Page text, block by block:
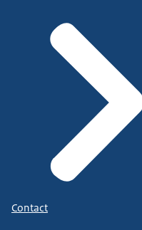
Contact